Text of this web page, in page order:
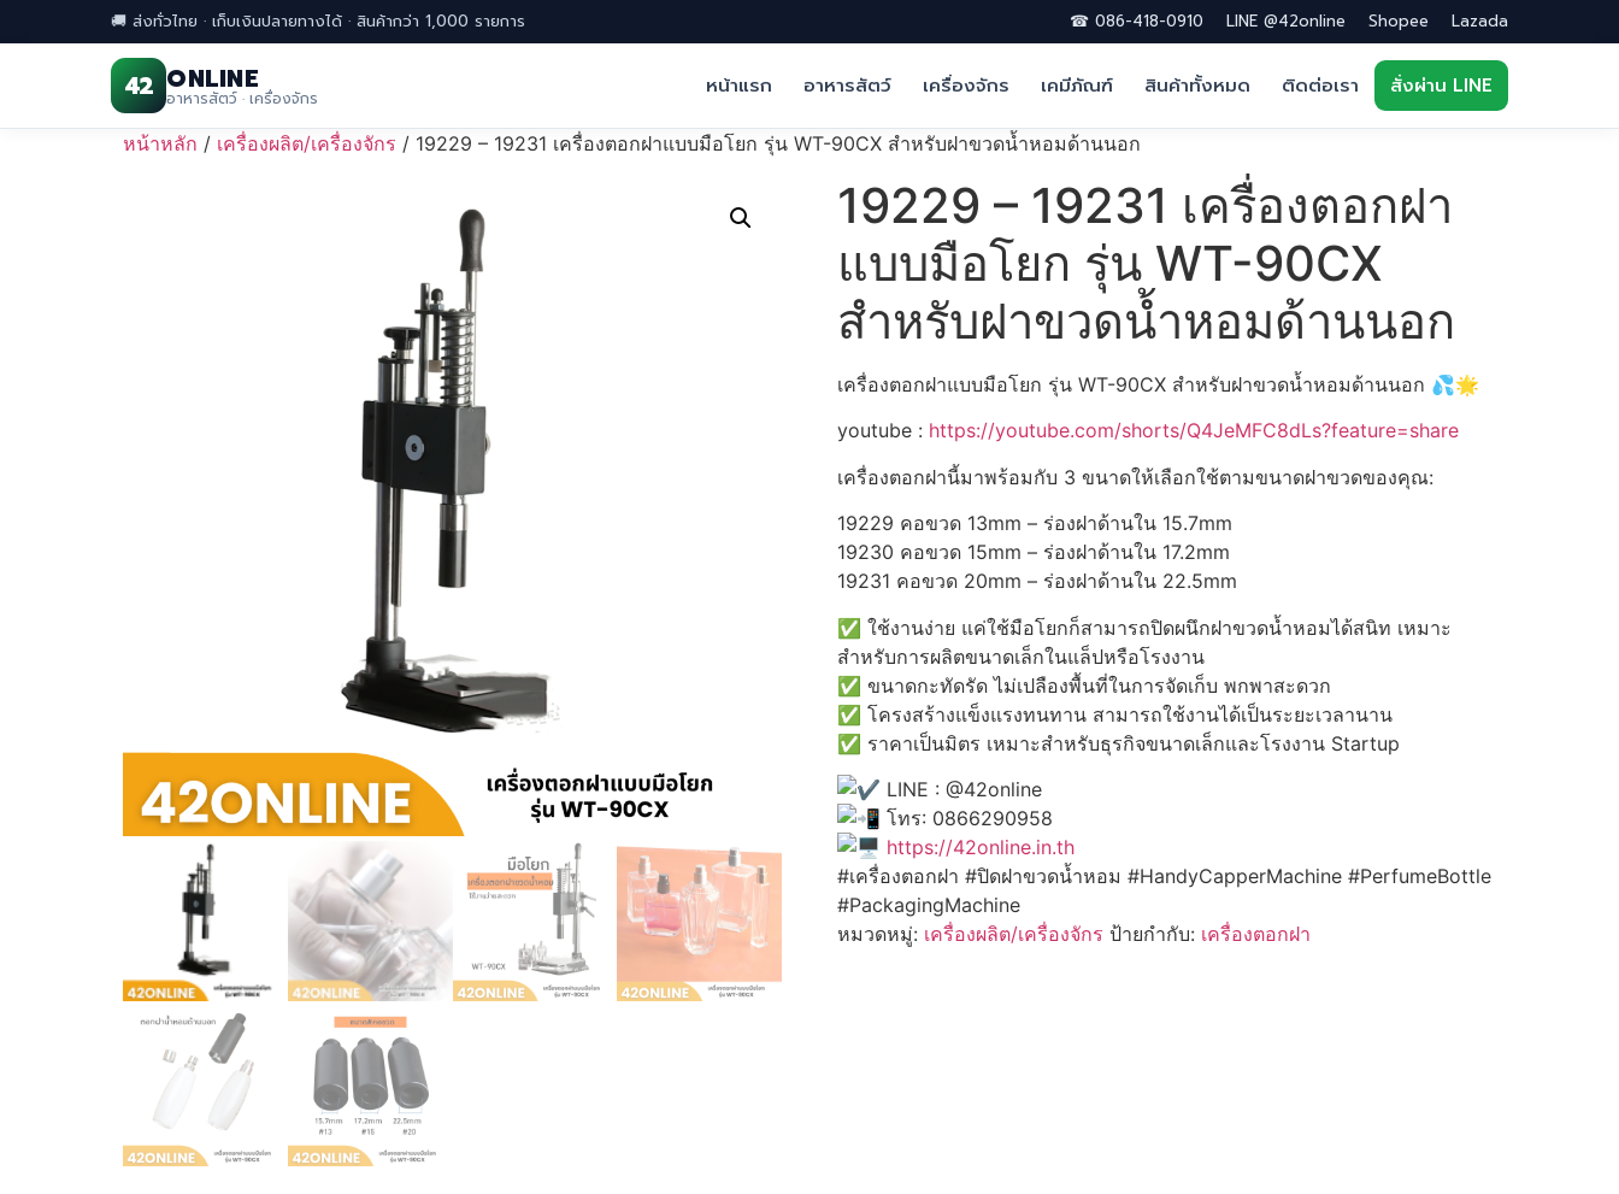
🚚 ส่งทั่วไทย · เก็บเงินปลายทางได้ · สินค้ากว่า 1,000 รายการ ☎ 086-418-0910 LINE @42online Shopee Lazada
42 ONLINE
อาหารสัตว์ · เครื่องจักร หน้าแรก อาหารสัตว์ เครื่องจักร เคมีภัณฑ์ สินค้าทั้งหมด ติดต่อเรา สั่งผ่าน LINE
หน้าหลัก / เครื่องผลิต/เครื่องจักร / 19229 – 19231 เครื่องตอกฝาแบบมือโยก รุ่น WT-90CX สำหรับฝาขวดน้ำหอมด้านนอก
19229 – 19231 เครื่องตอกฝา
แบบมือโยก รุ่น WT-90CX
สำหรับฝาขวดน้ำหอมด้านนอก
เครื่องตอกฝาแบบมือโยก รุ่น WT-90CX สำหรับฝาขวดน้ำหอมด้านนอก 💦🌟
youtube : https://youtube.com/shorts/Q4JeMFC8dLs?feature=share
เครื่องตอกฝานี้มาพร้อมกับ 3 ขนาดให้เลือกใช้ตามขนาดฝาขวดของคุณ:
19229 คอขวด 13mm – ร่องฝาด้านใน 15.7mm
19230 คอขวด 15mm – ร่องฝาด้านใน 17.2mm
19231 คอขวด 20mm – ร่องฝาด้านใน 22.5mm
✅ ใช้งานง่าย แค่ใช้มือโยกก็สามารถปิดผนึกฝาขวดน้ำหอมได้สนิท เหมาะ
สำหรับการผลิตขนาดเล็กในแล็ปหรือโรงงาน
✅ ขนาดกะทัดรัด ไม่เปลืองพื้นที่ในการจัดเก็บ พกพาสะดวก
✅ โครงสร้างแข็งแรงทนทาน สามารถใช้งานได้เป็นระยะเวลานาน
✅ ราคาเป็นมิตร เหมาะสำหรับธุรกิจขนาดเล็กและโรงงาน Startup
LINE : @42online
โทร: 0866290958
https://42online.in.th
#เครื่องตอกฝา #ปิดฝาขวดน้ำหอม #HandyCapperMachine #PerfumeBottle
#PackagingMachine
หมวดหมู่: เครื่องผลิต/เครื่องจักร ป้ายกำกับ: เครื่องตอกฝา